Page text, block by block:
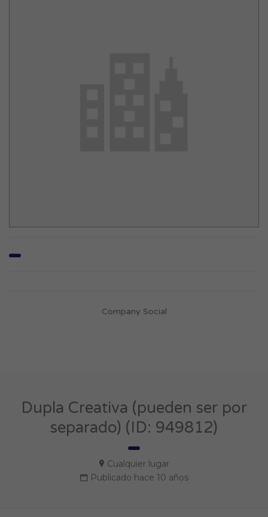
Company Social
Dupla Creativa (pueden ser por
separado) (ID: 949812)
Cualquier lugar
Publicado hace 10 años